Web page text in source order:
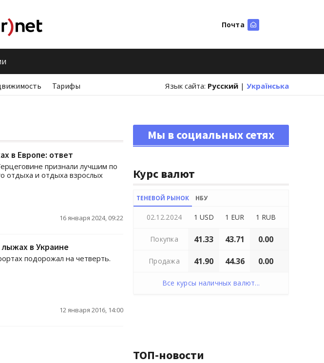
Почта
Тарифы Язык сайта: Русский | Українська
в Европе: ответ
признали лучшим по
отдыха и отдыха взрослых
16 января 2024, 09:22
в Украине
подорожал на четверть.
12 января 2016, 14:00
Мы в социальных сетях
Курс валют
ТЕНЕВОЙ РЫНОК НБУ
02.12.2024 1 USD 1 EUR 1 RUB
Покупка 41.33 43.71 0.00
Продажа 41.90 44.36 0.00
Все курсы наличных валют...
ТОП-новости